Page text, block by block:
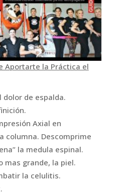
Aportarte la Práctica el
dolor de espalda.
Axial en
columna. Descomprime
la medula espinal.
mas grande, la piel.
la celulitis.